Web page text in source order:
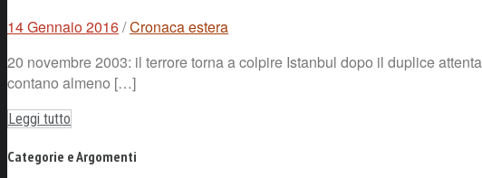
14 Gennaio 2016/Cronaca estera
20 novembre 2003: il terrore torna a colpire Istanbul dopo il duplice
contano almeno […]
Leggi tutto
Categorie e Argomenti